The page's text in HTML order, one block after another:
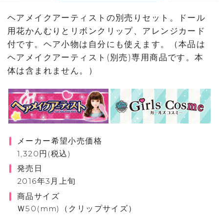
ヘアメイクアーティストの別売りセット。ドール
用花かんむりとリボンクリップ、アレンジカード
付です。ヘア小物は自分にも使えます。（本品は
ヘアメイクアーティスト(別売)専用商品です。本
体は含まれません。）
メーカー希望小売価格
1,320円(税込)
発売日
2016年3月上旬
商品サイズ
Ｗ50(mm)（クリップサイズ）